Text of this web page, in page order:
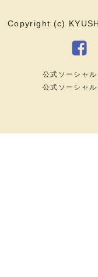
Copyright (c)
公式ソーシャ
公式ソーシャ